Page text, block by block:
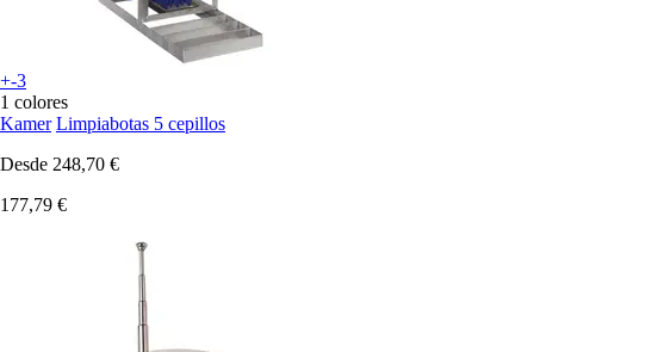
+-3
1 colores
Kamer Limpiabotas 5 cepillos
Desde 248,70 €
177,79 €